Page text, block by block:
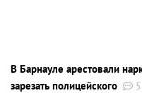
В Барнауле арестовали
зарезать полицейского
5